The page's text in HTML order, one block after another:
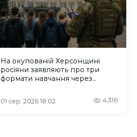
На окупованій Херсонщині
росіяни заявляють про три
формати навчання через
01 сер. 2026 18:02 4,316